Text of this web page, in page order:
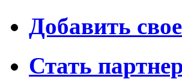
Добавить
Стать